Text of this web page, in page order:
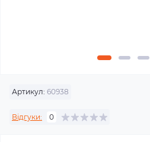
Артикул: 60938
Відгуки: 0